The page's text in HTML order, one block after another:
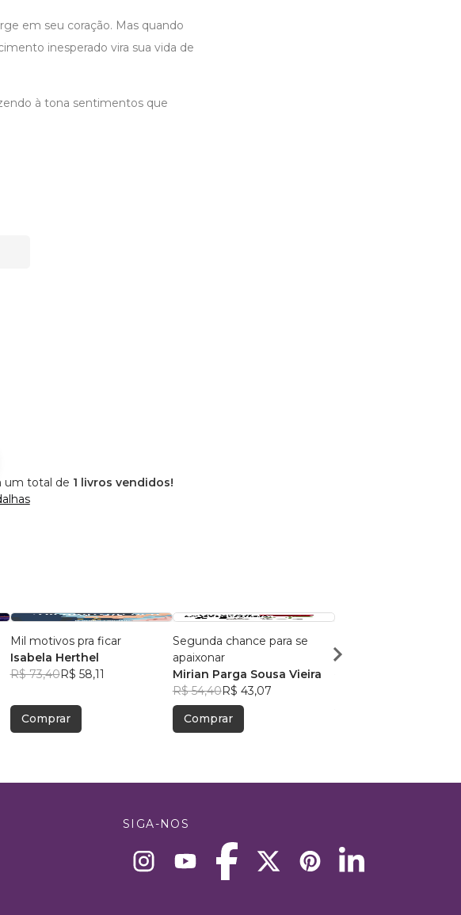
em seu coração. Mas quando
inesperado vira sua vida de
à tona sentimentos que
um total de 1 livros vendidos!
Mil motivos pra ficar
Isabela Herthel
R$ 73,40R$ 58,11
Comprar
Segunda chance para se
apaixonar
Mirian Parga Sousa Vieira
R$ 54,40R$ 43,07
Comprar
Giovanna P. Ribeiro
SIGA-NOS